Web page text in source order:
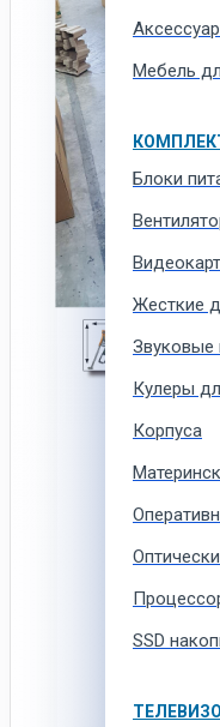
Мебель
Блоки
Жесткие
Звуковые
Кулеры
Корпуса
SSD